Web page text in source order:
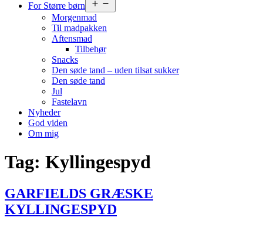
For Større børn
menu
Morgenmad
Til madpakken
Aftensmad
Tilbehør
Snacks
Den søde tand – uden tilsat sukker
Den søde tand
Jul
Fastelavn
Nyheder
God viden
Om mig
Tag: Kyllingespyd
GARFIELDS GRÆSKE
KYLLINGESPYD